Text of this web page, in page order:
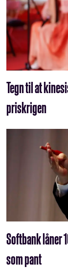
Tegn til at
priskrigen
Softbank låner
som pant